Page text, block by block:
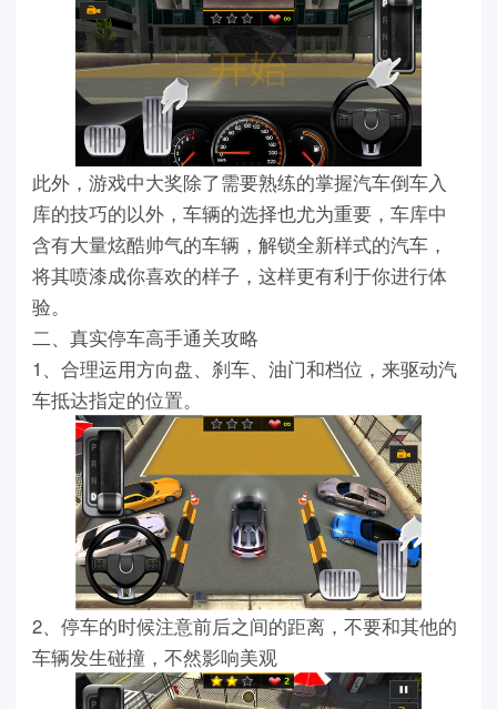
此外，游戏中大奖除了需要熟练的掌握汽车倒车入
库的技巧的以外，车辆的选择也尤为重要，车库中
含有大量炫酷帅气的车辆，解锁全新样式的汽车，
将其喷漆成你喜欢的样子，这样更有利于你进行体
验。
二、真实停车高手通关攻略
1、合理运用方向盘、刹车、油门和档位，来驱动汽
车抵达指定的位置。
2、停车的时候注意前后之间的距离，不要和其他的
车辆发生碰撞，不然影响美观